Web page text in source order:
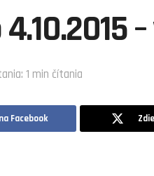
1 min čítania
Facebook